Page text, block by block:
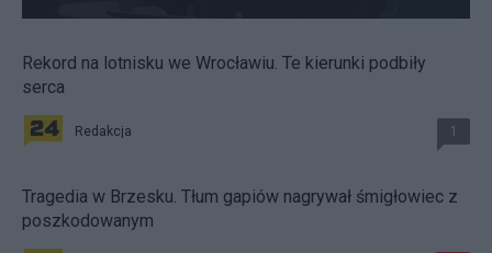
Rekord na lotnisku we Wrocławiu. Te kierunki podbiły
serca
Redakcja 1
Tragedia w Brzesku. Tłum gapiów nagrywał śmigłowiec z
poszkodowanym